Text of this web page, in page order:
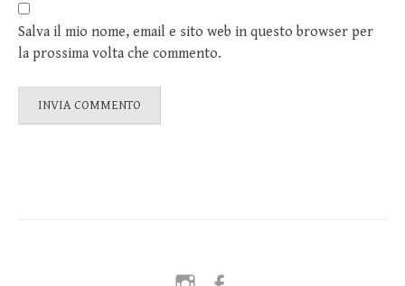
Salva il mio nome, email e sito web in questo browser per
la prossima volta che commento.
Instagram